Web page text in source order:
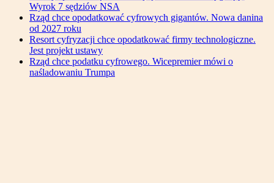
Wyrok 7 sędziów NSA
Rząd chce opodatkować cyfrowych gigantów. Nowa danina
od 2027 roku
Resort cyfryzacji chce opodatkować firmy technologiczne.
Jest projekt ustawy
Rząd chce podatku cyfrowego. Wicepremier mówi o
naśladowaniu Trumpa